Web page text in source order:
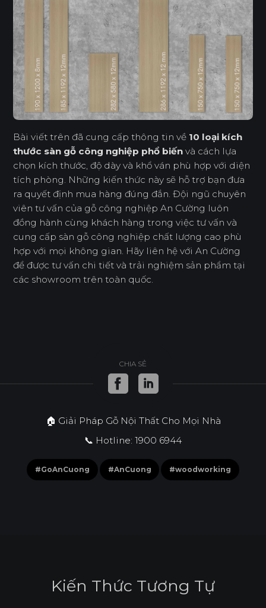
Bài viết trên đã cung cấp thông tin về 10 loại kích
thước sàn gỗ công nghiệp phổ biến và cách lựa
chọn kích thước, độ dày và khổ ván phù hợp với diện
tích phòng. Những kiến thức này sẽ hỗ trợ bạn đưa
ra quyết định mua hàng đúng đắn. Đội ngũ chuyên
viên tư vấn của gỗ công nghiệp An Cường luôn
đồng hành cùng khách hàng trong việc tư vấn và
cung cấp sàn gỗ công nghiệp chất lượng cao phù
hợp với mọi không gian. Hãy liên hệ với An Cường
để được tư vấn chi tiết và trải nghiệm sản phẩm tại
các showroom trên toàn quốc.
CHIA SẺ
🏠 Giải Pháp Gỗ Nội Thất Cho Mọi Nhà
📞 Hotline: 1900 6944
#GoAnCuong #AnCuong #woodworking
Kiến Thức Tương Tự